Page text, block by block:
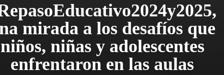
mirada a los desafíos que
niños, niñas y adolescentes
enfrentaron en las aulas